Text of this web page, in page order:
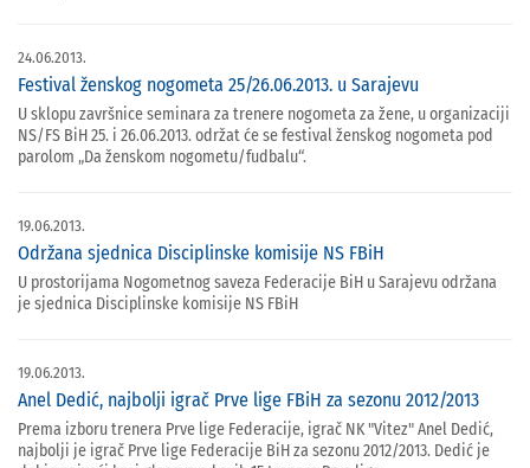
24.06.2013.
Festival ženskog nogometa 25/26.06.2013. u Sarajevu
U sklopu završnice seminara za trenere nogometa za žene, u organizaciji
NS/FS BiH 25. i 26.06.2013. održat će se festival ženskog nogometa pod
parolom „Da ženskom nogometu/fudbalu“.
19.06.2013.
Održana sjednica Disciplinske komisije NS FBiH
U prostorijama Nogometnog saveza Federacije BiH u Sarajevu održana
je sjednica Disciplinske komisije NS FBiH
19.06.2013.
Anel Dedić, najbolji igrač Prve lige FBiH za sezonu 2012/2013
Prema izboru trenera Prve lige Federacije, igrač NK "Vitez" Anel Dedić,
najbolji je igrač Prve lige Federacije BiH za sezonu 2012/2013. Dedić je